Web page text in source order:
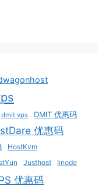
dmit vps DMIT 优惠码
优惠码
HostKvm
Justhost linode
优惠码